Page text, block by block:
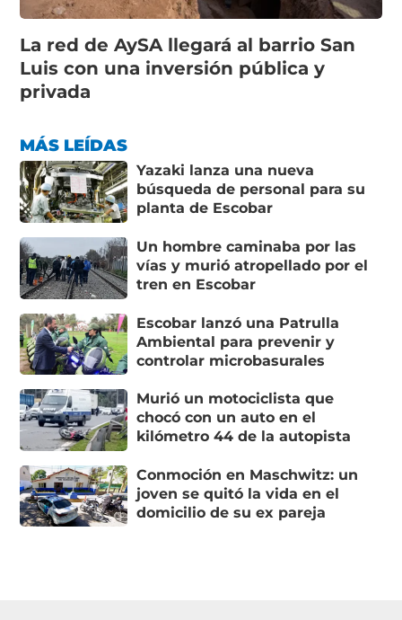
La red de AySA llegará al barrio San
Luis con una inversión pública y
privada
MÁS LEÍDAS
Yazaki lanza una nueva
búsqueda de personal para su
planta de Escobar
Un hombre caminaba por las
vías y murió atropellado por el
tren en Escobar
Escobar lanzó una Patrulla
Ambiental para prevenir y
controlar microbasurales
Murió un motociclista que
chocó con un auto en el
kilómetro 44 de la autopista
Conmoción en Maschwitz: un
joven se quitó la vida en el
domicilio de su ex pareja